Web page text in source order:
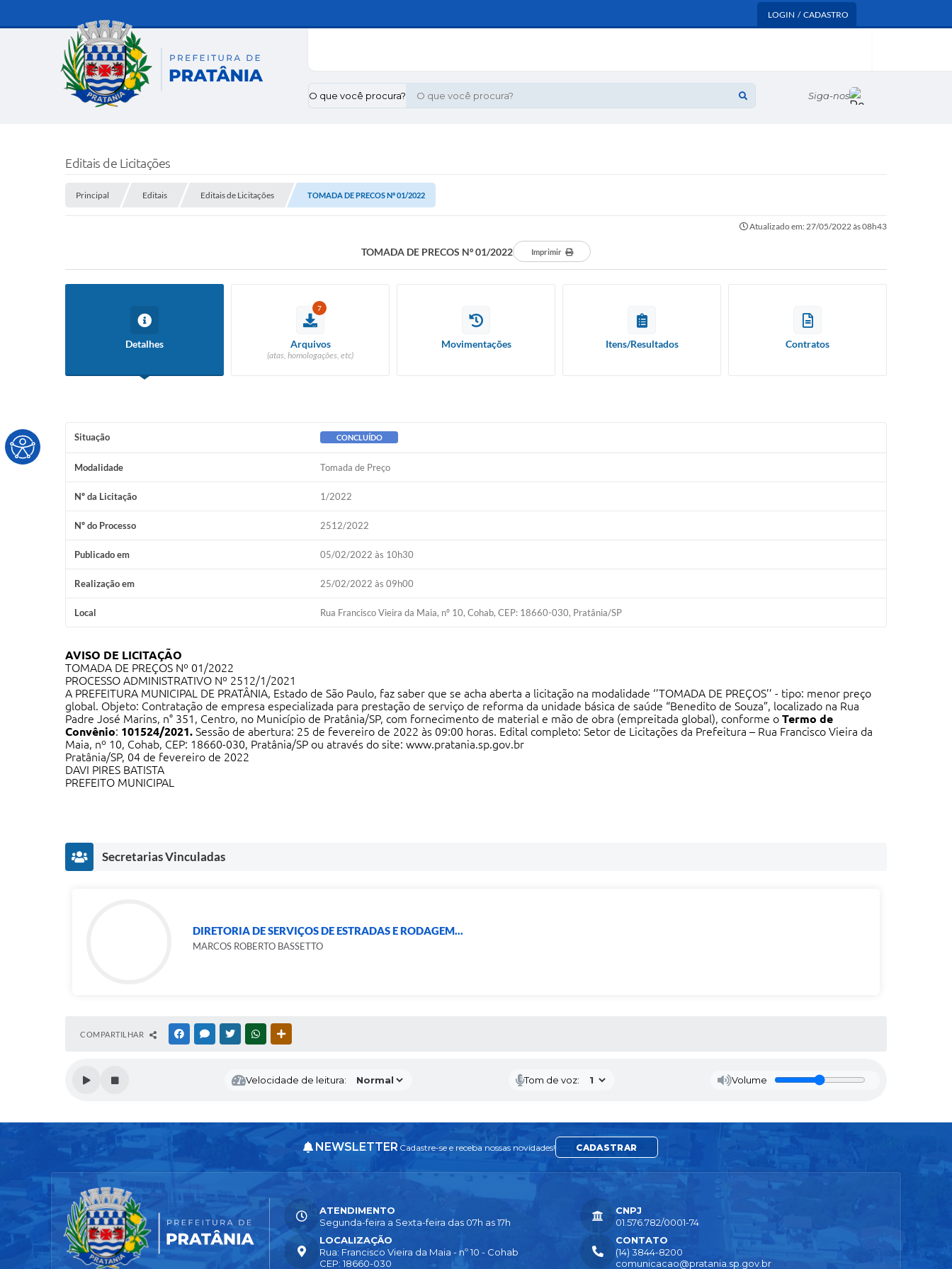
LOGIN / CADASTRO
O que você procura? Siga-nos
Editais de Licitações
Principal Editais Editais de Licitações TOMADA DE PRECOS Nº 01/2022
Atualizado em: 27/05/2022 às 08h43
TOMADA DE PRECOS Nº 01/2022 Imprimir
Detalhes
7
Arquivos
(atas, homologações, etc)
Movimentações Itens/Resultados Contratos
Situação CONCLUÍDO
Modalidade Tomada de Preço
Nº da Licitação 1/2022
Nº do Processo 2512/2022
Publicado em 05/02/2022 às 10h30
Realização em 25/02/2022 às 09h00
Local Rua Francisco Vieira da Maia, nº 10, Cohab, CEP: 18660-030, Pratânia/SP
AVISO DE LICITAÇÃO
TOMADA DE PREÇOS Nº 01/2022
PROCESSO ADMINISTRATIVO Nº 2512/1/2021
A PREFEITURA MUNICIPAL DE PRATÂNIA, Estado de São Paulo, faz saber que se acha aberta a licitação na modalidade ‘’TOMADA DE PREÇOS’’ - tipo: menor preço
global. Objeto: Contratação de empresa especializada para prestação de serviço de reforma da unidade básica de saúde “Benedito de Souza”, localizado na Rua
Padre José Marins, n° 351, Centro, no Município de Pratânia/SP, com fornecimento de material e mão de obra (empreitada global), conforme o Termo de
Convênio: 101524/2021. Sessão de abertura: 25 de fevereiro de 2022 às 09:00 horas. Edital completo: Setor de Licitações da Prefeitura – Rua Francisco Vieira da
Maia, nº 10, Cohab, CEP: 18660-030, Pratânia/SP ou através do site: www.pratania.sp.gov.br
Pratânia/SP, 04 de fevereiro de 2022
DAVI PIRES BATISTA
PREFEITO MUNICIPAL
Secretarias Vinculadas
DIRETORIA DE SERVIÇOS DE ESTRADAS E RODAGEM...
MARCOS ROBERTO BASSETTO
COMPARTILHAR FACEBOOKMESSENGER
TWITTERWHATSAPP
Velocidade de leitura: Tom de voz: Volume
NEWSLETTER Cadastre-se e receba nossas novidades! CADASTRAR
LOCALIZAÇÃO
Rua: Francisco Vieira da Maia - nº 10 - Cohab
CEP: 18660-030
CONTATO
(14) 3844-8200
comunicacao@pratania.sp.gov.br
ATENDIMENTO
Segunda-feira a Sexta-feira das 07h as 17h
CNPJ
01.576.782/0001-74